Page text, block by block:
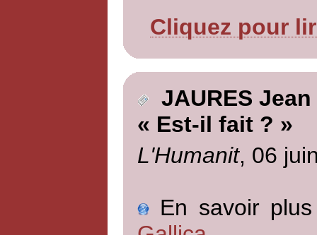
Cliquez pour
JAURES Jean
« Est-il fait ? »
L'Humanit, 06
En savoir